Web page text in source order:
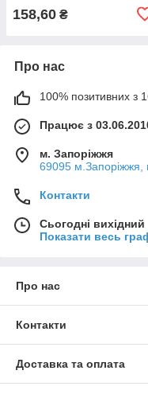
158,60 ₴
Про нас
100% позитивних з
Працює з
м. Запоріжжя
69095 м.Запоріжжя,
Контакти
Сьогодні вихідний
Показати весь
Про нас
Контакти
Доставка та оплата